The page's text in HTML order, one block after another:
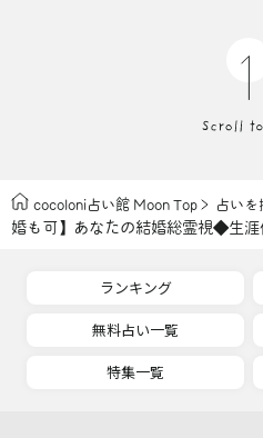
cocoloni占い館 Moon Top 占いを
婚も可】あなたの結婚総霊視◆生
ランキング
無料占い一覧
特集一覧